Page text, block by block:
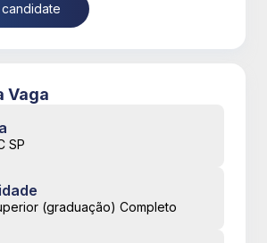
Vaga
SP
(graduação) Completo